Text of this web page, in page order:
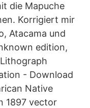
die Mapuche
Korrigiert mir
Atacama und
edition,
- Download
Native
1897 vector